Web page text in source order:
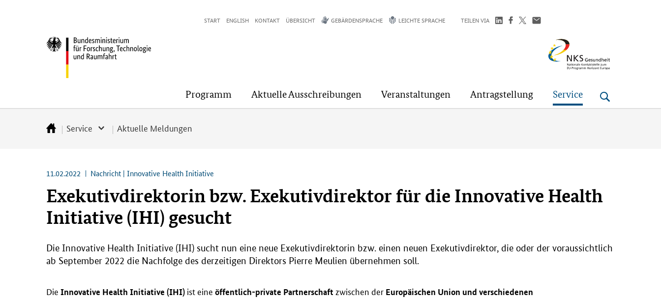
(Eingabetaste)
(Eingabetaste)
(Eingabetaste)
START ENGLISH KONTAKT ÜBERSICHT GEBÄRDENSPRACHE LEICHTE SPRACHE TEILEN VIA
Bundesministerium
Raumfahrt
NKS
Gesundheit
Programm Aktuelle Ausschreibungen Veranstaltungen Antragstellung Service
StartseiteService Aktuelle Meldungen
11.02.2022 Nachricht | Innovative Health Initiative
Exekutivdirektorin bzw. Exekutivdirektor für die Innovative Health
Initiative (IHI) gesucht
Die Innovative Health Initiative (IHI) sucht nun eine neue Exekutivdirektorin bzw. einen neuen Exekutivdirektor, die oder der voraussichtlich
ab September 2022 die Nachfolge des derzeitigen Direktors Pierre Meulien übernehmen soll.
Die Innovative Health Initiative (IHI) ist eine öffentlich-private Partnerschaft zwischen der Europäischen Union und verschiedenen